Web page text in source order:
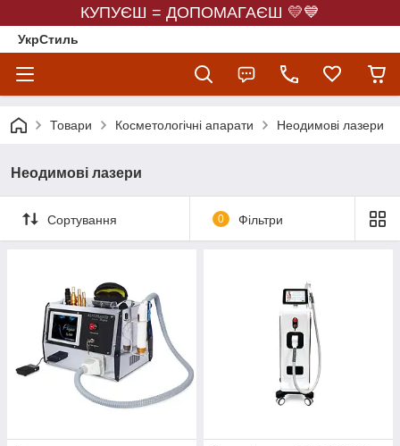
КУПУЄШ = ДОПОМАГАЄШ 💛💙
УкрСтиль
Товари Косметологічні апарати Неодимові лазери
Неодимові лазери
Сортування 0 Фільтри